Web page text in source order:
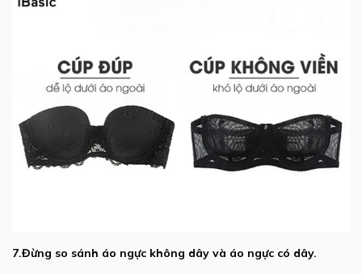
7.Đừng so sánh áo ngực không dây và áo ngực có dây.